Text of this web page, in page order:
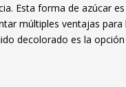
Esta forma de azúcar
múltiples ventajas
decolorado es la